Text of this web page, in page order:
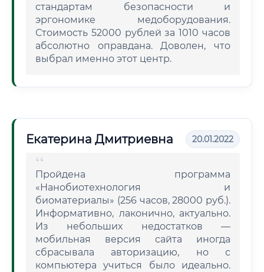
стандартам безопасности и
эргономике медоборудования.
Стоимость 52000 рублей за 1010 часов
абсолютно оправдана. Доволен, что
выбрал именно этот центр.
Екатерина Дмитриевна 20.01.2022
Пройдена программа
«Нанобиотехнология и
биоматериалы» (256 часов, 28000 руб.).
Информативно, лаконично, актуально.
Из небольших недостатков —
мобильная версия сайта иногда
сбрасывала авторизацию, но с
компьютера учиться было идеально.